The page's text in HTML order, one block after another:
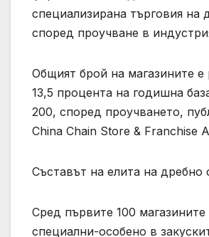
специализирана търговия на
според проучване в
Общият брой на магазините
13,5 процента на годишна
200, според проучването,
China Chain Store & Franchise
Съставът на елита на дребно
Сред първите 100 магазините
специални-особено в